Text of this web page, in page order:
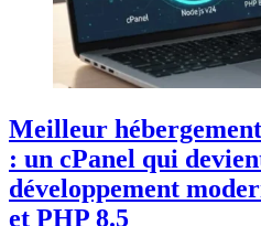
Meilleur
: un cPanel qui
développement
et PHP 8.5